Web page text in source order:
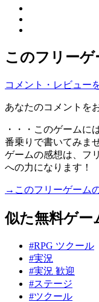
このフリー
コメント・レビュー
あなたのコメントを
・・・このゲームに
番乗りで書いてみま
ゲームの感想は、フ
への力になります！
→このフリーゲーム
似た無料ゲー
#RPG ツクール
#実況
#実況 歓迎
#ステージ
#ツクール